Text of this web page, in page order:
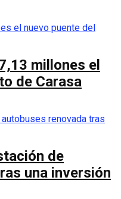
millones el
de Carasa
de
una inversión